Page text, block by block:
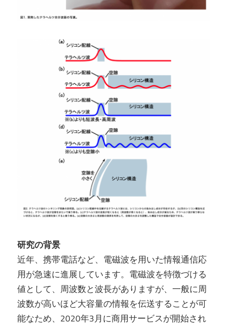
研究の背景
近年、携帯電話など、電磁波を用いた情報通信応
用が急速に進展しています。電磁波を特徴づける
値として、周波数と波長がありますが、一般に周
波数が高いほど大容量の情報を伝送することが可
能なため、2020年3月に商用サービスが開始され